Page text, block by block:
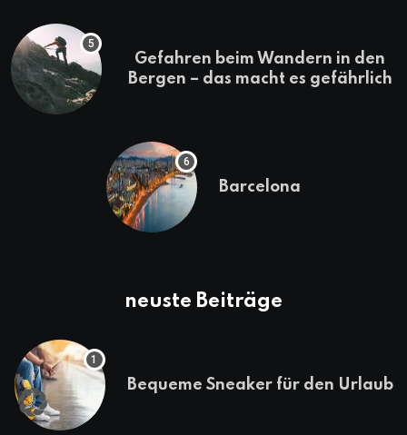
Gefahren beim Wandern in den
Bergen – das macht es gefährlich
Barcelona
neuste Beiträge
Bequeme Sneaker für den Urlaub